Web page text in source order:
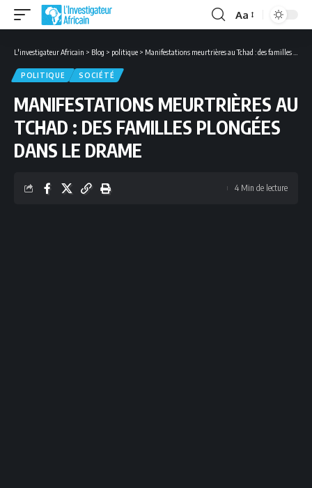
Font
Aa
L'investigateur Africain > Blog > politique > Manifestations meurtrières au Tchad : des familles plongées dans le drame
POLITIQUE SOCIÉTÉ
MANIFESTATIONS MEURTRIÈRES AU
TCHAD : DES FAMILLES PLONGÉES
DANS LE DRAME
4 Min de lecture